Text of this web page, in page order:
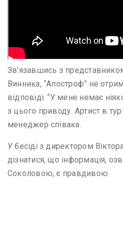
Зв’язавшись з
Винника, “Апостроф” не
відповіді. “У мене немає
з цього приводу. Артист в
менеджер співака.
У бесіді з директором
дізнатися, що інформація,
Соколовою, є правдивою.